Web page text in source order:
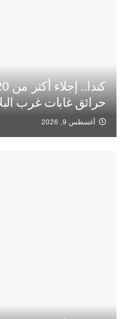
حرائق غابات غرب
أغسطس 9, 2026